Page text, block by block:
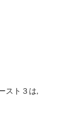
スト３は,